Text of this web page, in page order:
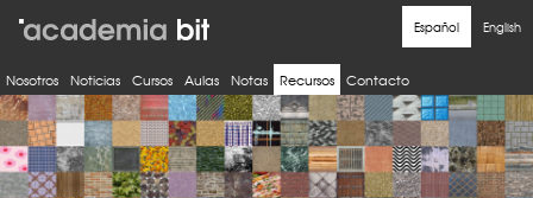
Nosotros Noticias Cursos Aulas Notas Recursos Contacto